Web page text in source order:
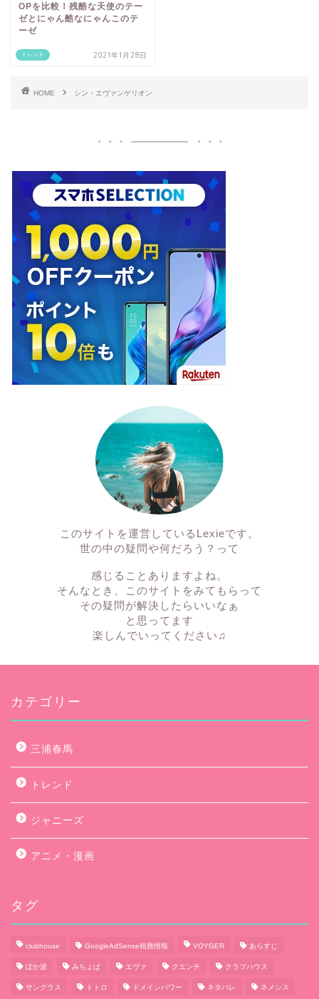
トレンド
OPを比較！残酷な天使のテー
ゼとにゃん酷なにゃんこのテ
ーゼ
2021年1月28日
HOME シン・エヴァンゲリオン
このサイトを運営しているLexieです。
世の中の疑問や何だろう？って
感じることありますよね。
そんなとき、このサイトをみてもらって
その疑問が解決したらいいなぁ
と思ってます
楽しんでいってください♫
カテゴリー
三浦春馬
トレンド
ジャニーズ
アニメ・漫画
タグ
clubhouse GoogleAdSense税務情報 VOYGER あらすじ
ぽか波 みちょぱ エヴァ クエンチ クラブハウス
サングラス トトロ ドメインパワー ネタバレ ネメシス